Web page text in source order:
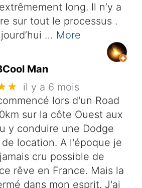
long. Il n’y a
sur tout le processus .
… More
Man
il y a 6 mois
lors d'un Road
sur la côte Ouest aux
y conduire une Dodge
location. A l'époque je
cru possible de
rêve en France. Mais la
dans mon esprit. J'ai